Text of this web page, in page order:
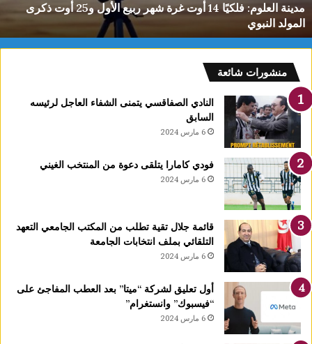
الأول
و25
أوت
ذكرى
المولد
النبوي
مدينة العلوم: فلكيًا 14 أوت غرة شهر ربيع الأول و25 أوت ذكرى
المولد النبوي
منشورات شائعة
النادي الصفاقسي يتمنى الشفاء العاجل لرئيسه
السابق
6 مارس 2024
فودي كامارا يتلقى دعوة من المنتخب الغيني
6 مارس 2024
قائمة جلال تقية تطلب من المكتب الجامعي التعهد
التلقائي بملف انتخابات الجامعة
6 مارس 2024
أول تعليق لشركة “ميتا” بعد العطب المفاجئ على
“فيسبوك” وانستغرام”
6 مارس 2024